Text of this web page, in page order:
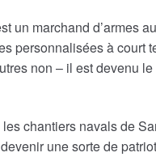
un marchand d’armes
personnalisées à court
non – il est devenu
chantiers navals de
une sorte de